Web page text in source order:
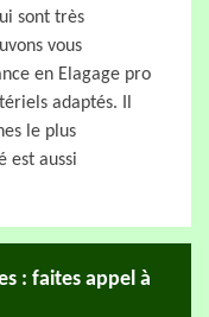
sont très
vous
en Elagage pro
adaptés. Il
le plus
est aussi
: faites appel à